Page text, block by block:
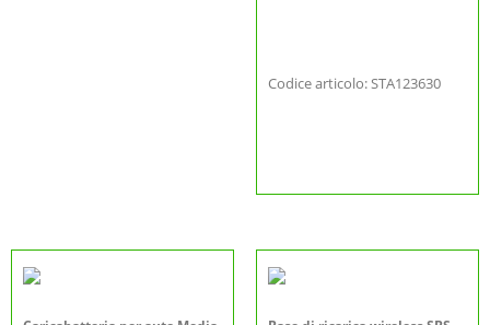
Codice articolo: STA123630